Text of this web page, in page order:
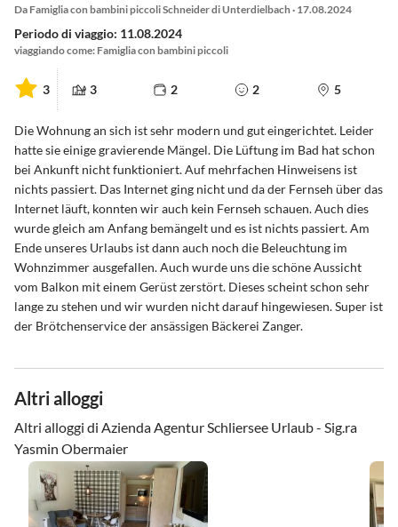
Da Famiglia con bambini piccoli Schneider di Unterdielbach · 17.08.2024
Periodo di viaggio: 11.08.2024
viaggiando come: Famiglia con bambini piccoli
3 3 2 2 5
Die Wohnung an sich ist sehr modern und gut eingerichtet. Leider
hatte sie einige gravierende Mängel. Die Lüftung im Bad hat schon
bei Ankunft nicht funktioniert. Auf mehrfachen Hinweisens ist
nichts passiert. Das Internet ging nicht und da der Fernseh über das
Internet läuft, konnten wir auch kein Fernseh schauen. Auch dies
wurde gleich am Anfang bemängelt und es ist nichts passiert. Am
Ende unseres Urlaubs ist dann auch noch die Beleuchtung im
Wohnzimmer ausgefallen. Auch wurde uns die schöne Aussicht
vom Balkon mit einem Gerüst zerstört. Dieses scheint schon sehr
lange zu stehen und wir wurden nicht darauf hingewiesen. Super ist
der Brötchenservice der ansässigen Bäckerei Zanger.
Altri alloggi
Altri alloggi di Azienda Agentur Schliersee Urlaub - Sig.ra
Yasmin Obermaier